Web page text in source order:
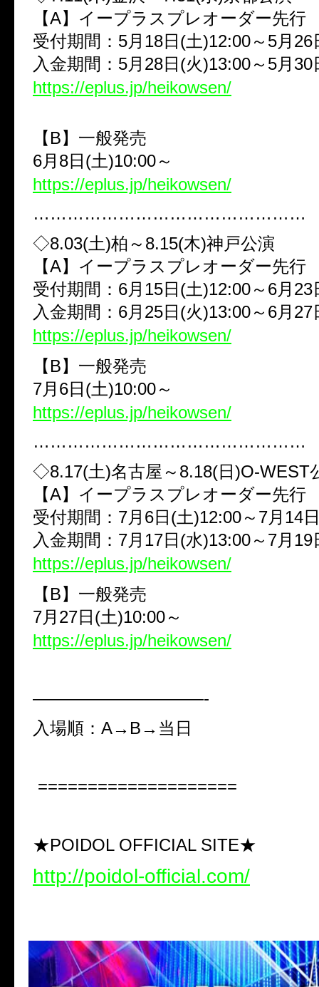
【A】イープラスプレオーダー先行
受付期間： 5月 18日 (土)12:00～ 5月 26
入金期間： 5月 28日 (火)13:00～ 5月 30
https://eplus.jp/heikowsen/
【 B】一般発売
6月 8日 (土)10:00～
https://eplus.jp/heikowsen/
…………………………………………
◇8.03(土)柏～ 8.15(木)神戸公演
【A】イープラスプレオーダー先行
受付期間： 6月 15日 (土)12:00～ 6月 23
入金期間： 6月 25日 (火)13:00～ 6月 27
https://eplus.jp/heikowsen/
【 B】一般発売
7月 6日 (土)10:00～
https://eplus.jp/heikowsen/
…………………………………………
◇8.17(土)名古屋～ 8.18(日 )O-WEST
【A】イープラスプレオーダー先行
受付期間： 7月 6日 (土)12:00～ 7月 14
入金期間： 7月 17日 (水)13:00～ 7月 19
https://eplus.jp/heikowsen/
【 B】一般発売
7月 27日 (土)10:00～
https://eplus.jp/heikowsen/
——————————-
入場順： A→B→ 当日
====================
★POIDOL OFFICIAL SITE★
http://poidol-official.com/